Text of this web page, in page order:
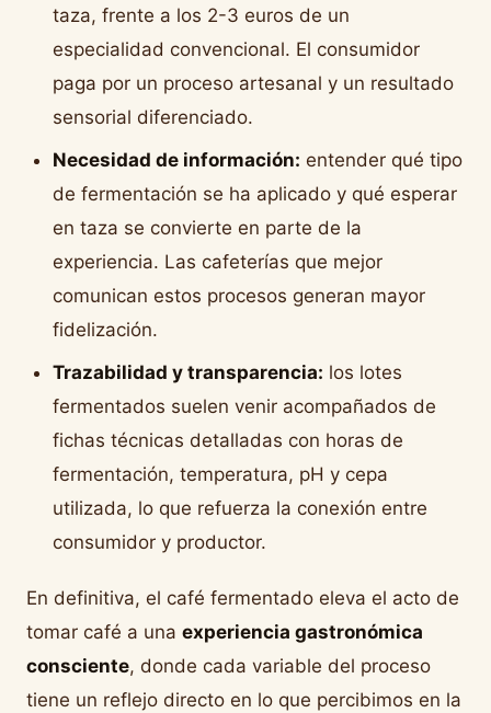
taza, frente a los 2-3 euros de un
especialidad convencional. El consumidor
paga por un proceso artesanal y un resultado
sensorial diferenciado.
Necesidad de información: entender qué tipo
de fermentación se ha aplicado y qué esperar
en taza se convierte en parte de la
experiencia. Las cafeterías que mejor
comunican estos procesos generan mayor
fidelización.
Trazabilidad y transparencia: los lotes
fermentados suelen venir acompañados de
fichas técnicas detalladas con horas de
fermentación, temperatura, pH y cepa
utilizada, lo que refuerza la conexión entre
consumidor y productor.
En definitiva, el café fermentado eleva el acto de
tomar café a una experiencia gastronómica
consciente, donde cada variable del proceso
tiene un reflejo directo en lo que percibimos en la